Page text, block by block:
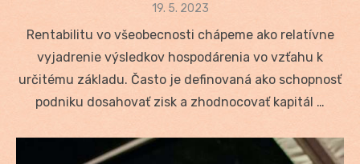
Posted
19. 5. 2023
Rentabilitu vo všeobecnosti chápeme ako relatívne
vyjadrenie výsledkov hospodárenia vo vzťahu k
určitému základu. Často je definovaná ako schopnosť
podniku dosahovať zisk a zhodnocovať kapitál …